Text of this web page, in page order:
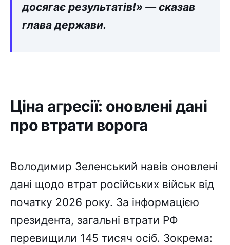
досягає результатів!» — сказав
глава держави.
Ціна агресії: оновлені дані
про втрати ворога
Володимир Зеленський навів оновлені
дані щодо втрат російських військ від
початку 2026 року. За інформацією
президента, загальні втрати РФ
перевищили 145 тисяч осіб. Зокрема: